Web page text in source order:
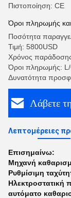
Πιστοποίηση: CE
Όροι πληρωμής
Ποσότητα
Τιμή: 5800USD
Χρόνος
Όροι πληρωμής:
Δυνατότητα
Λάβετε
Λεπτομέρειες
Επισημαίνω:
Μηχανή
Ρυθμίσιμη
αυτόματο